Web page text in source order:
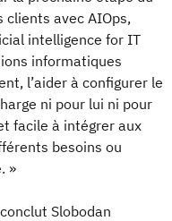
clients avec AIOps,
intelligence for IT
informatiques
l’aider à configurer le
ni pour lui ni pour
facile à intégrer aux
besoins ou
»
Slobodan